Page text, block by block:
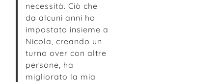
necessità. Ciò che
da alcuni anni ho
impostato insieme a
Nicola, creando un
turno over con altre
persone, ha
migliorato la mia